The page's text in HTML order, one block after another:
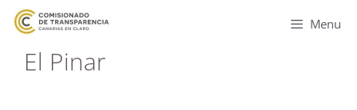
Menu
El Pinar